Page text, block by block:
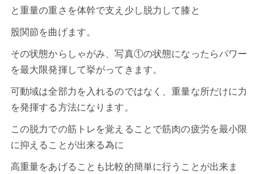
と重量の重さを体幹で支え少し脱力して膝と
股関節を曲げます。
その状態からしゃがみ、写真①の状態になったらパワー
を最大限発揮して挙がってきます。
可動域は全部力を入れるのではなく、重量な所だけに力
を発揮する方法になります。
この脱力での筋トレを覚えることで筋肉の疲労を最小限
に抑えることが出来る為に
高重量をあげることも比較的簡単に行うことが出来ま